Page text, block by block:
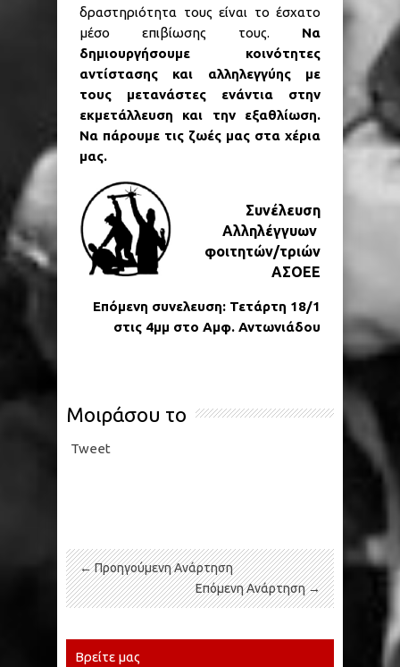
δραστηριότητα τους είναι το έσχατο
μέσο επιβίωσης τους. Να
δημιουργήσουμε κοινότητες
αντίστασης και αλληλεγγύης με
τους μετανάστες ενάντια στην
εκμετάλλευση και την εξαθλίωση.
Να πάρουμε τις ζωές μας στα χέρια
μας.
Συνέλευση
Αλληλέγγυων
φοιτητών/τριών
ΑΣΟΕΕ
Επόμενη συνελευση: Τετάρτη 18/1
στις 4μμ στο Αμφ. Αντωνιάδου
Μοιράσου το
Tweet
← Προηγούμενη Ανάρτηση
Επόμενη Ανάρτηση →
Βρείτε μας